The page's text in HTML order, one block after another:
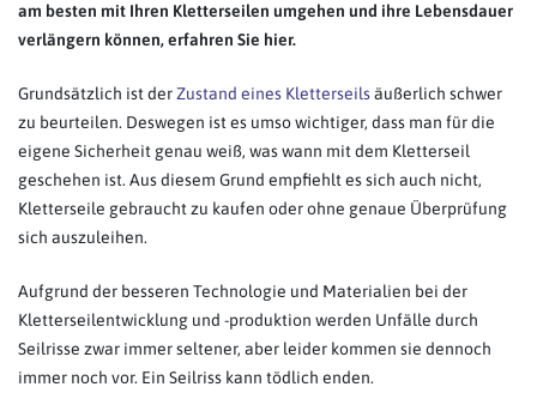
am besten mit Ihren Kletterseilen umgehen und ihre Lebensdauer
verlängern können, erfahren Sie hier.
Grundsätzlich ist derZustand eines Kletterseilsäußerlich schwer
zu beurteilen. Deswegen ist es umso wichtiger, dass man für die
eigene Sicherheit genau weiß, was wann mit dem Kletterseil
geschehen ist. Aus diesem Grund empfiehlt es sich auch nicht,
Kletterseile gebraucht zu kaufen oder ohne genaue Überprüfung
sich auszuleihen.
Aufgrund der besseren Technologie und Materialien bei der
Kletterseilentwicklung und -produktion werden Unfälle durch
Seilrisse zwar immer seltener, aber leider kommen sie dennoch
immer noch vor. Ein Seilriss kann tödlich enden.